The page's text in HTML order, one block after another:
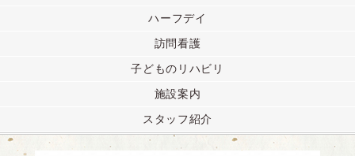
ハーフデイ
訪問看護
子どものリハビリ
施設案内
スタッフ紹介